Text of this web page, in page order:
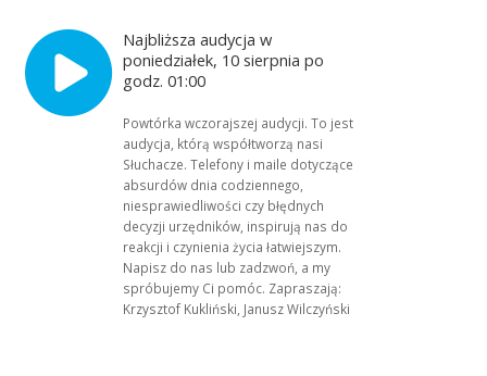
Najbliższa audycja w
poniedziałek, 10 sierpnia po
godz. 01:00
Powtórka wczorajszej audycji. To jest
audycja, którą współtworzą nasi
Słuchacze. Telefony i maile dotyczące
absurdów dnia codziennego,
niesprawiedliwości czy błędnych
decyzji urzędników, inspirują nas do
reakcji i czynienia życia łatwiejszym.
Napisz do nas lub zadzwoń, a my
spróbujemy Ci pomóc. Zapraszają:
Krzysztof Kukliński, Janusz Wilczyński